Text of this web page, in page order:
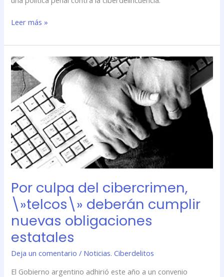
Leer más »
Por culpa del cibercrimen,
\»telcos\» deberán cumplir
nuevas obligaciones
estatales
Deja un comentario / Noticias. Ciberdelitos
El Gobierno argentino adhirió este año a un convenio
Por
culpa
del
cibercrimen,
\»telcos\»
deberán
cumplir
nuevas
obligaciones
estatales